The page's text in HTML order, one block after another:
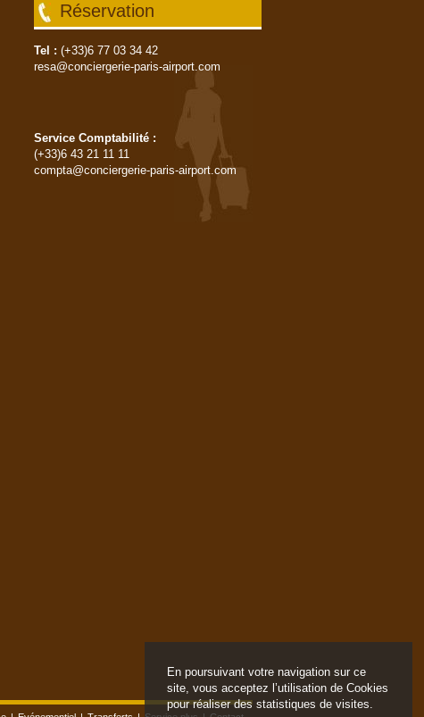
Réservation
Tel : (+33)6 77 03 34 42
resa@conciergerie-paris-airport.com
Service Comptabilité :
(+33)6 43 21 11 11
compta@conciergerie-paris-airport.com
En poursuivant votre navigation sur ce
site, vous acceptez l’utilisation de Cookies
pour réaliser des statistiques de visites.